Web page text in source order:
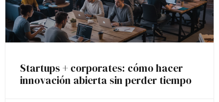
Startups + corporates: cómo hacer
innovación abierta sin perder tiempo